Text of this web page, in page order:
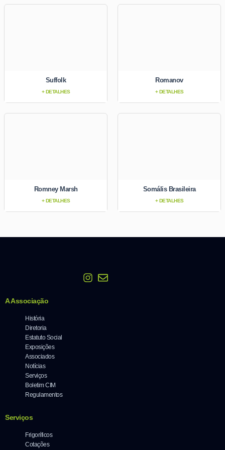
Suffolk
+ DETALHES
Romanov
+ DETALHES
Romney Marsh
+ DETALHES
Somális Brasileira
+ DETALHES
A Associação
História
Diretoria
Estatuto Social
Exposições
Associados
Notícias
Serviços
Boletim CIM
Regulamentos
Serviços
Frigoríficos
Cotações